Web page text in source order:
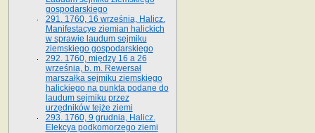
gospodarskiego
291. 1760, 16 września, Halicz.
Manifestacye ziemian halickich
w sprawie laudum sejmiku
ziemskiego gospodarskiego
292. 1760, między 16 a 26
września, b. m. Rewersał
marszałka sejmiku ziemskiego
halickiego na punkta podane do
laudum sejmiku przez
urzędników tejże ziemi
293. 1760, 9 grudnia, Halicz.
Elekcya podkomorzego ziemi